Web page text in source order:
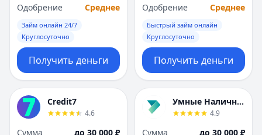
Ульяновск
Уфа
Х
Хабаровск
Ч
Чебоксары
Челябинск
Чита
Я
Ульяновск
Уфа
Х
Хабаровск
Ч
Чебоксары
Челябинск
Чита
Я
Одобрение
Среднее
Займ онлайн 24/7
Круглосуточно
Получить деньги
Одобрение
Среднее
Быстрый займ онлайн
Круглосуточно
Получить деньги
Credit7
4.6
Сумма
до 30 000 ₽
Умные Наличные
4.9
Сумма
до 30 000 ₽